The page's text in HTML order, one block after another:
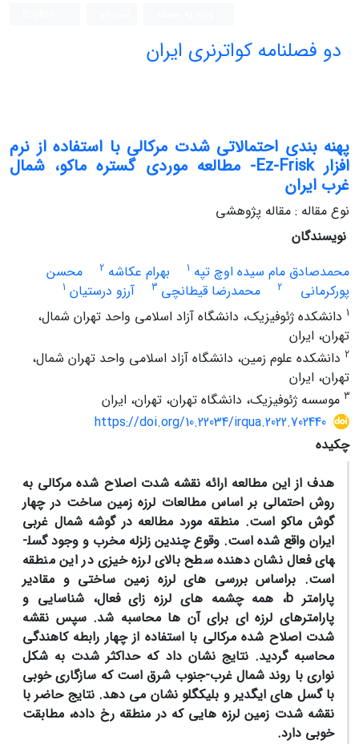
دو فصلنامه کواترنری ایران
پهنه بندی احتمالاتی شدت مرکالی با استفاده از نرم
افزار Ez-Frisk- مطالعه موردی گستره ماکو، شمال
غرب ایران
نوع مقاله : مقاله پژوهشی
نویسندگان
محمدصادق مام سیده اوچ تپه 1 بهرام عکاشه 2
محسن
پورکرمانی
2 محمدرضا قیطانچی 3 آرزو درستیان 1
1 دانشکده ژئوفیزیک، دانشگاه آزاد اسلامی واحد تهران شمال،
تهران، ایران
2 دانشکده علوم زمین، دانشگاه آزاد اسلامی واحد تهران شمال،
تهران، ایران
3 موسسه ژئوفیزیک، دانشگاه تهران، تهران، ایران
https://doi.org/10.22034/irqua.2022.702440
چکیده
هدف از این مطالعه ارائه نقشه شدت اصلاح شده مرکالی به
روش احتمالی بر اساس مطالعات لرزه زمین ساخت در چهار
گوش ماکو است. منطقه مورد مطالعه در گوشه شمال غربی
ایران واقع شده است. وقوع چندین زلزله مخرب و وجود گسل­
های فعال نشان دهنده سطح بالای لرزه خیزی در این منطقه
است. براساس بررسی های لرزه زمین ساختی و مقادیر
پارامتر b، همه چشمه های لرزه زای فعال، شناسایی و
پارامترهای لرزه ای برای آن ها محاسبه شد. سپس نقشه
شدت اصلاح شده مرکالی با استفاده از چهار رابطه کاهندگی
محاسبه گردید. نتایج نشان داد که حداکثر شدت به شکل
نواری با روند شمال غرب-جنوب شرق است که سازگاری خوبی
با گسل های ایگدیر و بلیکگلو نشان می دهد. نتایج حاضر با
نقشه شدت زمین لرزه هایی که در منطقه رخ داده، مطابقت
خوبی دارد.